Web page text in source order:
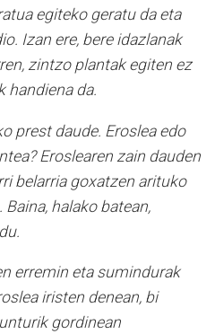
egiteko geratu da eta
Izan ere, bere idazlanak
zintzo plantak egiten ez
handiena da.
prest daude. Eroslea edo
Eroslearen zain dauden
belarria goxatzen arituko
halako batean,
erremin eta sumindurak
iristen denean, bi
gordinean